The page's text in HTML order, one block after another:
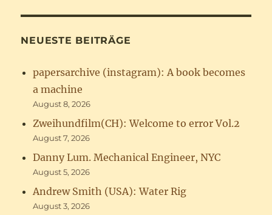
NEUESTE BEITRÄGE
papersarchive (instagram): A book becomes
a machine
August 8, 2026
Zweihundfilm(CH): Welcome to error Vol.2
August 7, 2026
Danny Lum. Mechanical Engineer, NYC
August 5, 2026
Andrew Smith (USA): Water Rig
August 3, 2026